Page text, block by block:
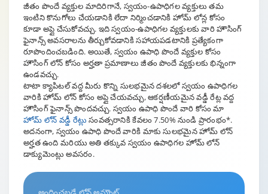
జీతం పొందే వ్యక్తుల మాదిరిగానే, స్వయం-ఉపాధిగల వ్యక్తులు తమ
ఇంటిని కొనుగోలు చేయడానికి లేదా నిర్మించడానికి హోమ్ లోన్ల కోసం
కూడా అప్లై చేసుకోవచ్చు. ఇది స్వయం-ఉపాధిగల వ్యక్తులకు వారి హౌసింగ్
ఫైనాన్స్ అవసరాలను తీర్చుకోవడానికి సహాయపడటానికి ప్రత్యేకంగా
రూపొందించబడింది. అయితే, స్వయం ఉపాధి పొందే వ్యక్తుల కోసం
హౌసింగ్ లోన్ కోసం అర్హతా ప్రమాణాలు జీతం పొందే వ్యక్తులకు భిన్నంగా
ఉండవచ్చు.
టాటా క్యాపిటల్‌ వద్ద మీరు కొన్ని సులభమైన దశలలో స్వయం ఉపాధిగల
వారికి హోమ్ లోన్ కోసం అప్లై చేయవచ్చు, ఆకర్షణీయమైన వడ్డీ రేట్ల వద్ద
హౌసింగ్ ఫైనాన్స్ పొందవచ్చు. స్వయం ఉపాధి పొందే వారి కోసం మా
హోమ్ లోన్ వడ్డీ రేట్లు సంవత్సరానికి కేవలం 7.50% నుండి ప్రారంభం*.
అదనంగా, స్వయం ఉపాధి పొందే వారికి మాకు సులభమైన హోమ్ లోన్
అర్హత ఉంది మరియు అతి తక్కువ స్వయం ఉపాధిగల హోమ్ లోన్
డాక్యుమెంట్లు అవసరం.